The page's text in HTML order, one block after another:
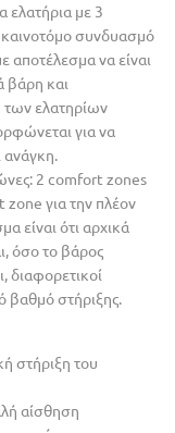
με 3
συνδυασμό
αποτέλεσμα να είναι
βάρη και
ελατηρίων
για να
ανάγκη.
2 comfort zones
για την πλέον
είναι ότι αρχικά
όσο το βάρος
διαφορετικοί
βαθμό στήριξης.
στήριξη του
αίσθηση